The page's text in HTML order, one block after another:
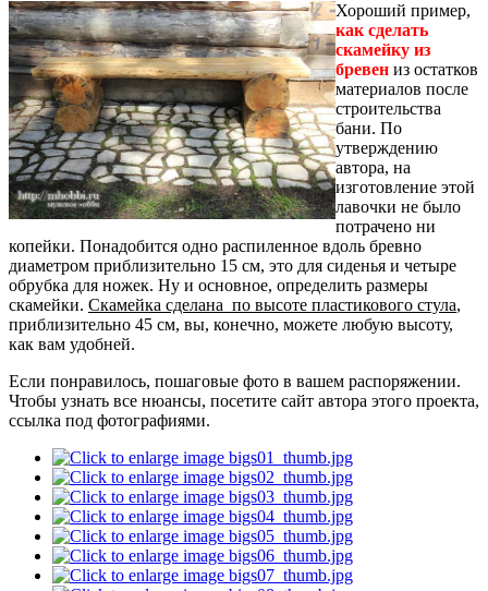
Хороший пример,
как сделать
скамейку из
бревен из остатков
материалов после
строительства
бани. По
утверждению
автора, на
изготовление этой
лавочки не было
потрачено ни
копейки. Понадобится одно распиленное вдоль бревно
диаметром приблизительно 15 см, это для сиденья и четыре
обрубка для ножек. Ну и основное, определить размеры
скамейки. Скамейка сделана по высоте пластикового стула,
приблизительно 45 см, вы, конечно, можете любую высоту,
как вам удобней.
Если понравилось, пошаговые фото в вашем распоряжении.
Чтобы узнать все нюансы, посетите сайт автора этого проекта,
ссылка под фотографиями.